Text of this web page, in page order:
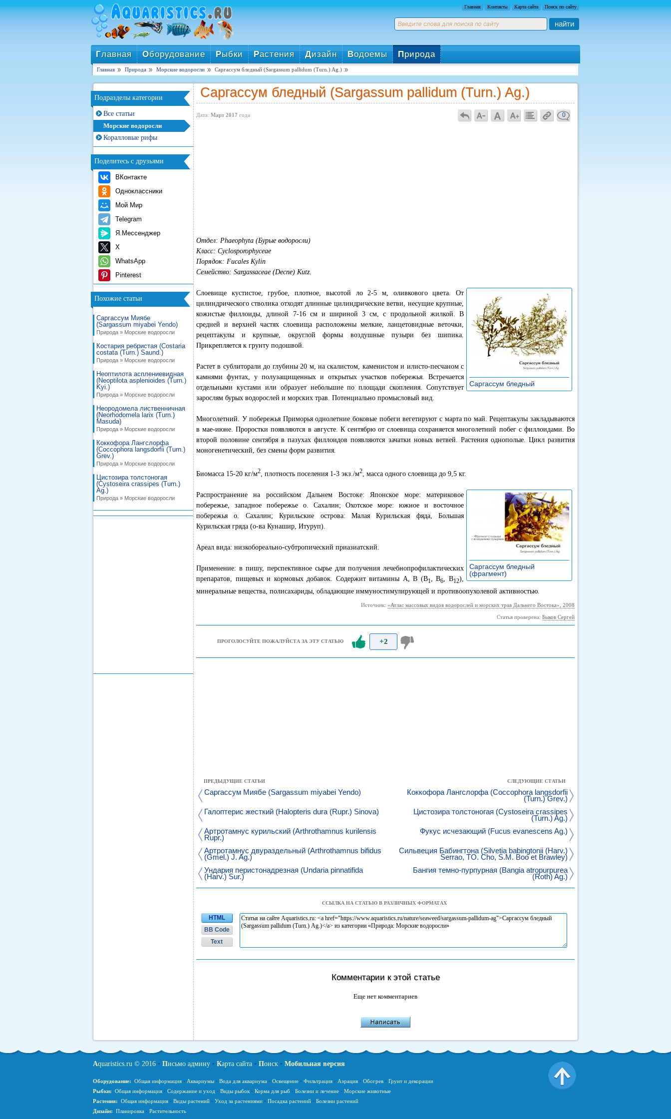
Главная Контакты Карта сайта Поиск по сайту
найти
Главная Оборудование Рыбки Растения Дизайн Водоемы Природа
Главная Природа Морские водоросли Саргассум бледный (Sargassum pallidum (Turn.) Ag.)
Подразделы категории
Все статьи
Морские водоросли
Коралловые рифы
Поделитесь с друзьями
ВКонтакте
Одноклассники
Мой Мир
Telegram
Я.Мессенджер
X
WhatsApp
Pinterest
Похожие статьи
Саргассум Миябе
(Sargassum miyabei Yendo)
Природа » Морские водоросли
Костария ребристая (Costaria
costata (Turn.) Saund.)
Природа » Морские водоросли
Неоптилота асплениевидная
(Neoptilota asplenioides (Turn.)
Kyi.)
Природа » Морские водоросли
Неородомела лиственничная
(Neorhodomela larix (Turn.)
Masuda)
Природа » Морские водоросли
Коккофора Лангслорфа
(Coccophora langsdorfii (Turn.)
Grev.)
Природа » Морские водоросли
Цистозира толстоногая
(Cystoseira crassipes (Turn.)
Ag.)
Природа » Морские водоросли
Саргассум бледный (Sargassum pallidum (Turn.) Ag.)
Дата: Март 2017 года 0
Отдел: Phaeophyta (Бурые водоросли)
Класс: Cyclosporophyceae
Порядок: Fucales Kylin
Семейство: Sargassaceae (Decne) Kutz.
Саргассум бледный
Слоевище кустистое, грубое, плотное, высотой ло 2-5 м, оливкового цвета. От
цилиндрического стволика отходят длинные цилиндрические ветви, несущие крупные,
кожистые филлоиды, длиной 7-16 см и шириной 3 см, с продольной жилкой. В
средней и верхней частях слоевища расположены мелкие, ланцетовидные веточки,
рецептакулы и крупные, округлой формы воздушные пузыри без шипика.
Прикрепляется к грунту подошвой.
Растет в сублиторали до глубины 20 м, на скалистом, каменистом и илисто-песчаном с
камнями фунтах, у полузащищенных и открытых участков побережья. Встречается
отдельными кустами или образует небольшие по площади скопления. Сопутствует
зарослям бурых водорослей и морских трав. Потенциально промысловый вид.
Многолетний. У побережья Приморья однолетние боковые побеги вегетируют с марта по май. Рецептакулы закладываются
в мае-июне. Проростки появляются в августе. К сентябрю от слоевища сохраняется многолетний побег с филлоидами. Во
второй половине сентября в пазухах филлоидов появляются зачатки новых ветвей. Растения однополые. Цикл развития
моногенетический, без смены форм развития.
Биомасса 15-20 кг/м2 , плотность поселения 1-3 экз./м2 , масса одного слоевища до 9,5 кг.
Саргассум бледный
(фрагмент)
Распространение на российском Дальнем Востоке: Японское море: материковое
побережье, западное побережье о. Сахалин; Охотское море: южное и восточное
побережья о. Сахалин; Курильские острова: Малая Курильская фяда, Большая
Курильская гряда (о-ва Кунашир, Итуруп).
Ареал вида: низкобореально-субтропический приазиатский.
Применение: в пишу, перспективное сырье для получения лечебнопрофилактических
препаратов, пищевых и кормовых добавок. Содержит витамины А, В (В1 , В6 , B12),
минеральные вещества, полисахариды, обладающие иммуностимулирующей и противоопухолевой активностью.
Источник: «Атлас массовых видов водорослей и морских трав Дальнего Востока», 2008
Статья проверена: Быков Сергей
ПРОГОЛОСУЙТЕ ПОЖАЛУЙСТА ЗА ЭТУ СТАТЬЮ +2
ПРЕДЫДУЩИЕ СТАТЬИ
Саргассум Миябе (Sargassum miyabei Yendo)
Галоптерис жесткий (Halopteris dura (Rupr.) Sinova)
Артротамнус курильский (Arthrothamnus kurilensis
Rupr.)
Артротамнус двураздельный (Arthrothamnus bifidus
(Gmel.) J. Ag.)
Ундария перистонадрезная (Undaria pinnatifida
(Harv.) Sur.)
СЛЕДУЮЩИЕ СТАТЬИ
Коккофора Лангслорфа (Coccophora langsdorfii
(Turn.) Grev.)
Цистозира толстоногая (Cystoseira crassipes
(Turn.) Ag.)
Фукус исчезающий (Fucus evanescens Ag.)
Сильвеция Бабингтона (Silvetia babingtonii (Harv.)
Serrao, TO. Cho, S.M. Boo et Brawley)
Бангия темно-пурпурная (Bangia atropurpurea
(Roth) Ag.)
ССЫЛКА НА СТАТЬЮ В РАЗЛИЧНЫХ ФОРМАТАХ
HTML
BB Code
Text
Комментарии к этой статье
Еще нет комментариев
Aquaristics.ru © 2016• Письмо админу• Карта сайта• Поиск• Мобильная версия
Оборудование: Общая информация· Аквариумы· Вода для аквариума· Освещение· Фильтрация· Аэрация· Обогрев· Грунт и декорации
Рыбки: Общая информация· Содержание и уход· Виды рыбок· Корма для рыб· Болезни и лечение· Морские животные
Растения: Общая информация· Виды растений· Уход за растениями· Посадка растений· Болезни растений
Дизайн: Планировка· Растительность